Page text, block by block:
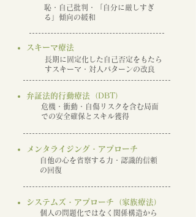
恥・自己批判・「自分に厳しすぎ
る」傾向の緩和
スキーマ療法
長期に固定化した自己否定をもたら
すスキーマ・対人パターンの改良
弁証法的行動療法（DBT）
危機・衝動・自傷リスクを含む局面
での安全確保とスキル獲得
メンタライジング・アプローチ
自他の心を省察する力・認識的信頼
の回復
システムズ・アプローチ（家族療法）
個人の問題化ではなく関係構造から